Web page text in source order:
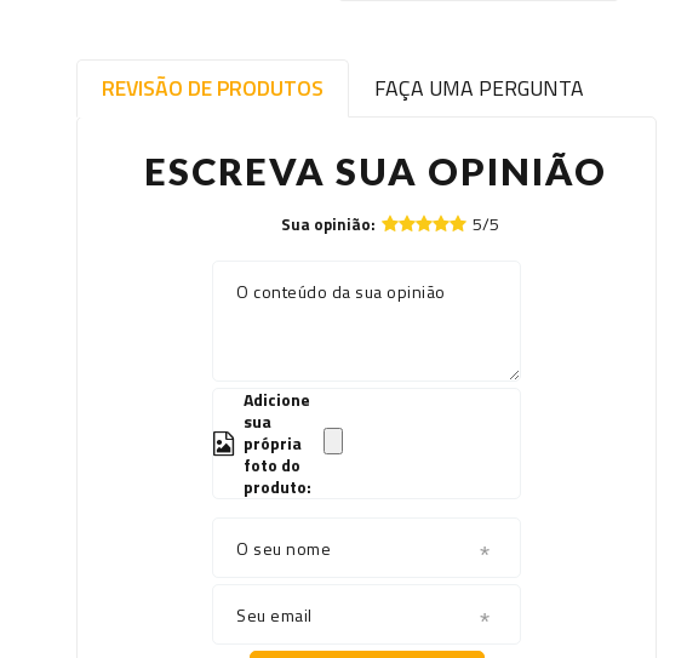
REVISÃO DE PRODUTOS FAÇA UMA PERGUNTA
ESCREVA SUA OPINIÃO
Sua opinião: 5/5
O conteúdo da sua opinião
Adicione
sua
própria
foto do
produto:
O seu nome
Seu email